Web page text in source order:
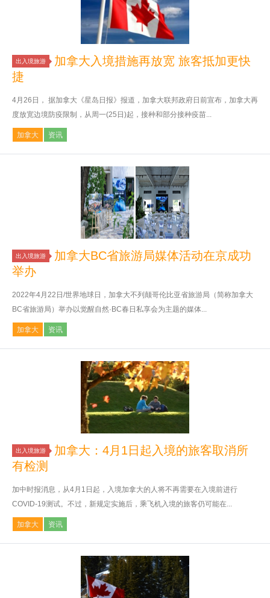
出入境旅游
加拿大入境措施再放宽 旅客抵加更快
捷
4月26日， 据加拿大《星岛日报》报道，加拿大联邦政府日前宣布，加拿大再
度放宽边境防疫限制，从周一(25日)起，接种和部分接种疫苗...
加拿大 资讯
出入境旅游
加拿大BC省旅游局媒体活动在京成功
举办
2022年4月22日/世界地球日，加拿大不列颠哥伦比亚省旅游局（简称加拿大
BC省旅游局）举办以觉醒自然·BC春日私享会为主题的媒体...
加拿大 资讯
出入境旅游
加拿大：4月1日起入境的旅客取消所
有检测
加中时报消息，从4月1日起，入境加拿大的人将不再需要在入境前进行
COVID-19测试。不过，新规定实施后，乘飞机入境的旅客仍可能在...
加拿大 资讯